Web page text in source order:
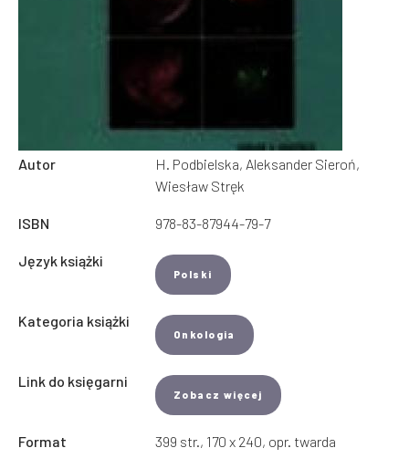
Autor
H. Podbielska, Aleksander Sieroń,
Wiesław Stręk
ISBN 978-83-87944-79-7
Język książki
Polski
Kategoria książki
Onkologia
Link do księgarni
Zobacz więcej
Format 399 str., 170 x 240, opr. twarda